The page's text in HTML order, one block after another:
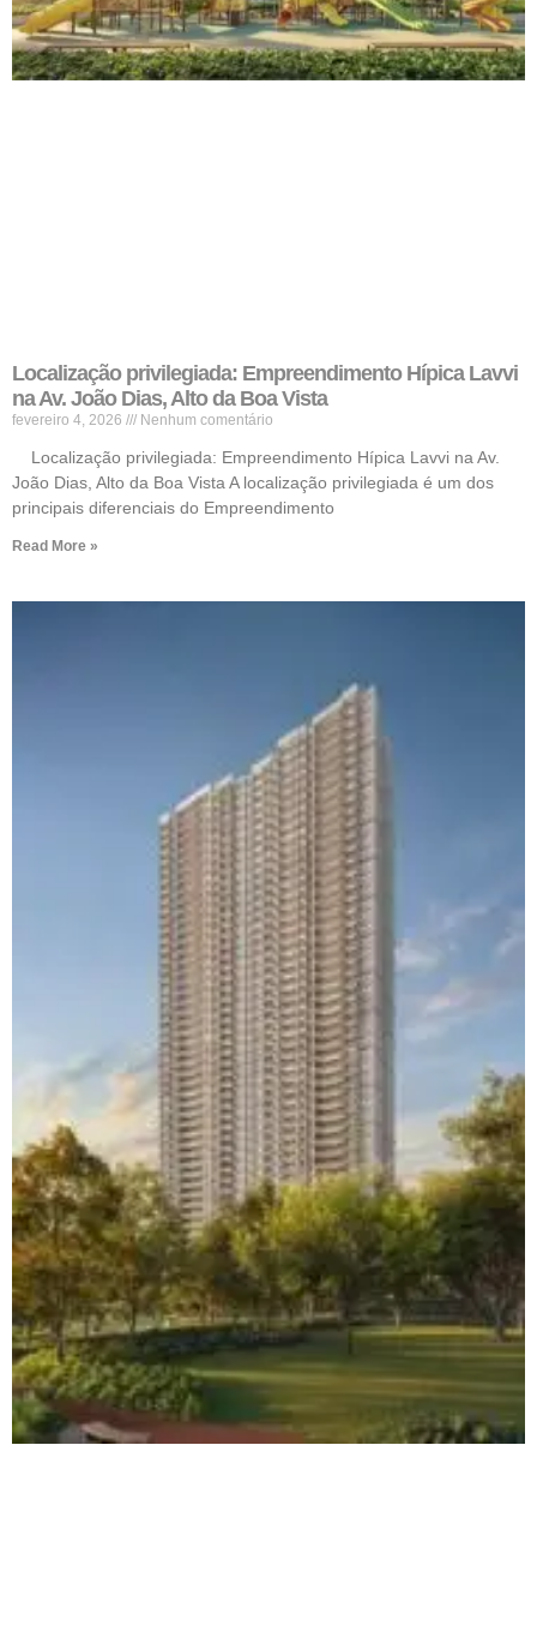
Localização privilegiada: Empreendimento Hípica Lavvi
na Av. João Dias, Alto da Boa Vista
fevereiro 4, 2026 Nenhum comentário
Localização privilegiada: Empreendimento Hípica Lavvi na Av.
João Dias, Alto da Boa Vista A localização privilegiada é um dos
principais diferenciais do Empreendimento
Read More »